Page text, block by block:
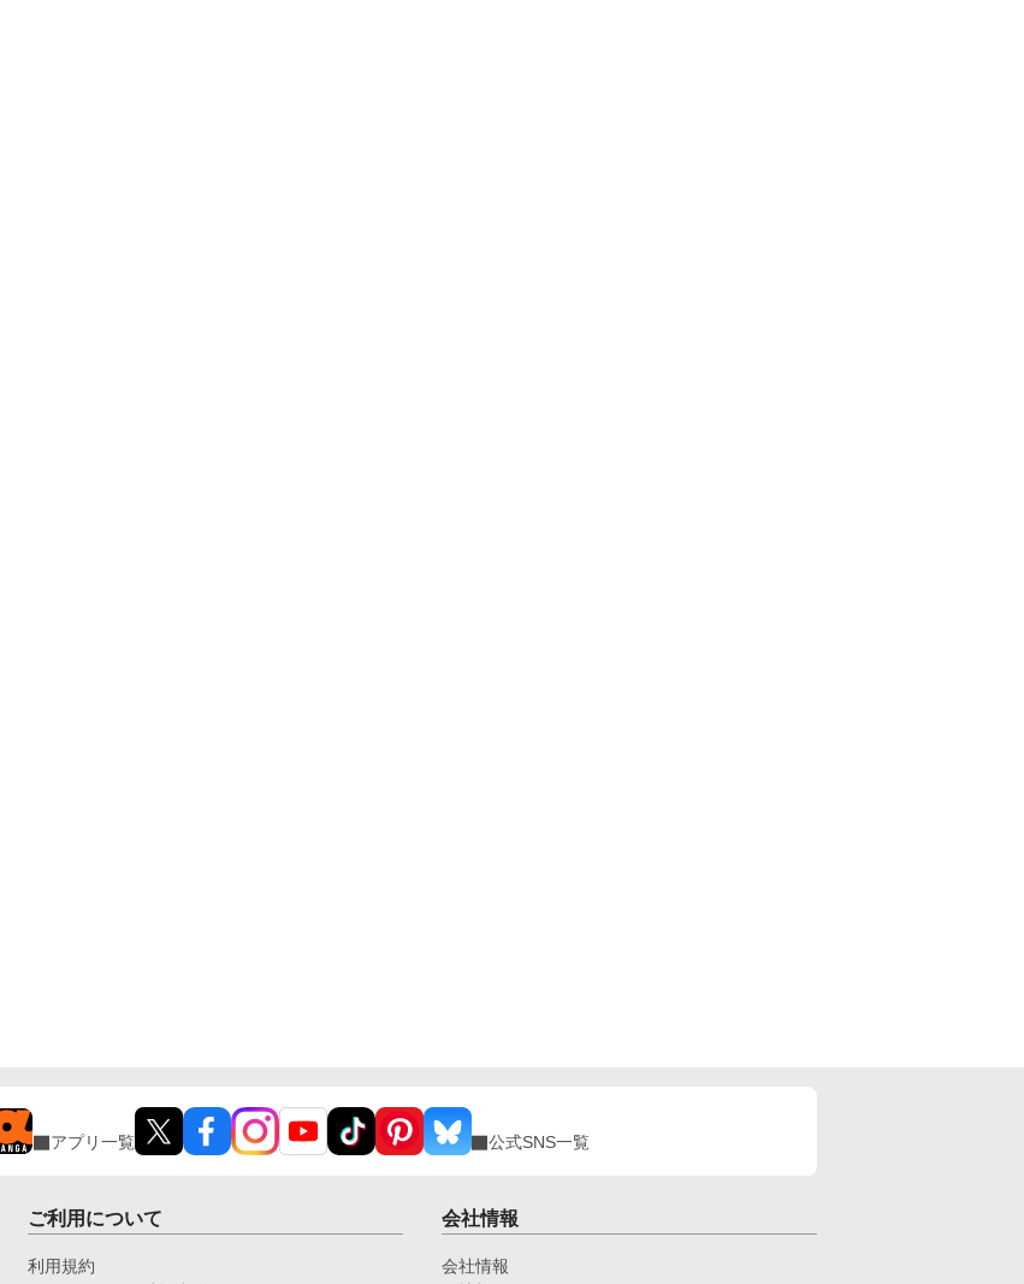
アプリ一覧 公式SNS一覧
ご利用について
利用規約
会社情報
会社情報